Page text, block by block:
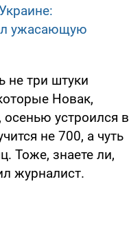
ужасающую
не три штуки
Новак,
устроился в
не 700, а чуть
Тоже, знаете ли,
журналист.